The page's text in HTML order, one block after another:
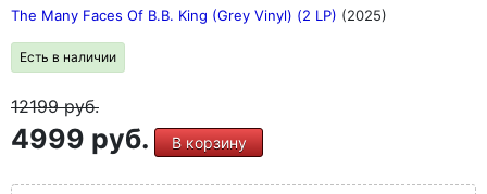
The Many Faces Of B.B. King (Grey Vinyl) (2 LP) (2025)
Есть в наличии
12199руб.
4999 руб. В корзину